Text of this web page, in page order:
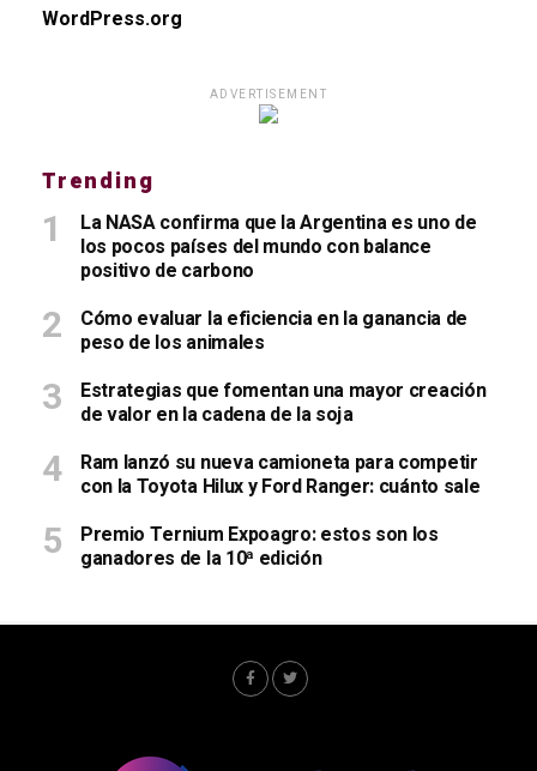
WordPress.org
ADVERTISEMENT
Trending
La NASA confirma que la Argentina es uno de
los pocos países del mundo con balance
positivo de carbono
Cómo evaluar la eficiencia en la ganancia de
peso de los animales
Estrategias que fomentan una mayor creación
de valor en la cadena de la soja
Ram lanzó su nueva camioneta para competir
con la Toyota Hilux y Ford Ranger: cuánto sale
Premio Ternium Expoagro: estos son los
ganadores de la 10ª edición